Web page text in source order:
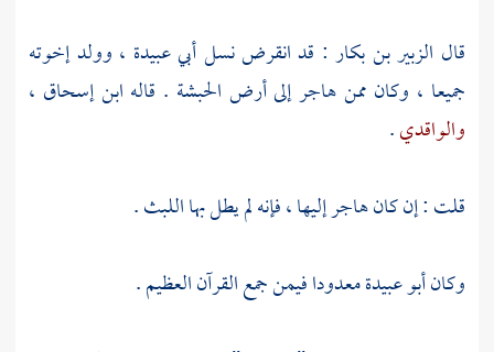
قال الزبير بن بكار : قد انقرض نسلأبي عبيدة ، وولد إخوته
جميعا ، وكان ممن هاجر إلى أرض الحبشة . قاله ابن إسحاق ،
والواقدي.
قلت : إن كان هاجر إليها ، فإنه لم يطل بها اللبث .
وكانأبو عبيدةمعدودا فيمن جمع القرآن العظيم .